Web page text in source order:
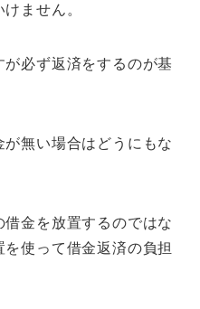
ません。
必ず返済をするのが基
無い場合はどうにもな
金を放置するのではな
使って借金返済の負担